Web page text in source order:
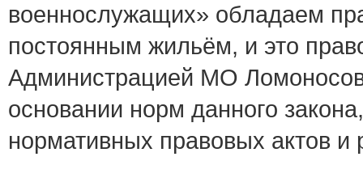
военнослужащих» обладаем
постоянным жильём, и это
Администрацией МО
основании норм данного
нормативных правовых актов и